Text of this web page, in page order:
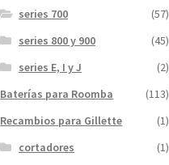
series 700
(57)
series 800 y 900
(45)
series E, I y J
(2)
Baterías para Roomba
(113)
Recambios para Gillette
(1)
cortadores
(1)